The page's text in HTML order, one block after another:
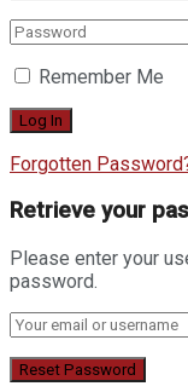
Remember Me
Forgotten
Retrieve your
Please enter your
password.